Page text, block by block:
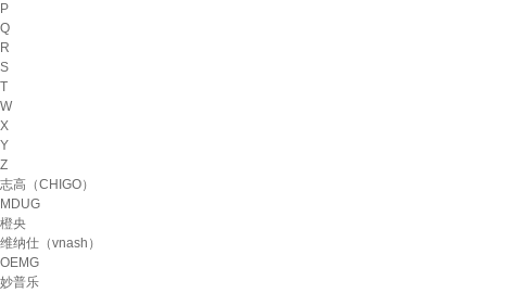
P
Q
R
S
T
W
X
Y
Z
志高（CHIGO）
MDUG
橙央
维纳仕（vnash）
OEMG
妙普乐